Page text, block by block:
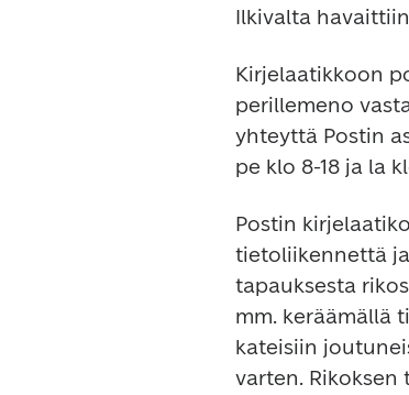
Ilkivalta
Kirjelaatikkoon
perillemeno
yhteyttä Postin
pe klo 8-18 ja la
Postin
tietoliikennettä
tapauksesta
mm. keräämällä
kateisiin
varten. Rikoksen